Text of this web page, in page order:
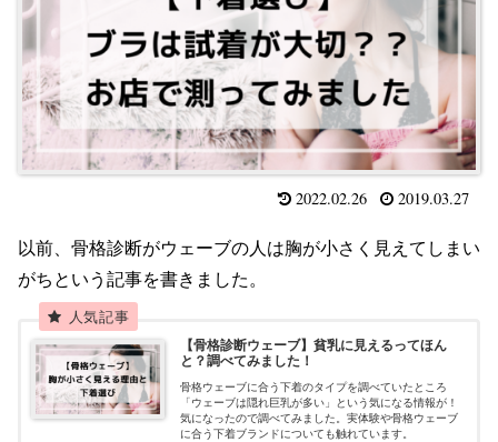
2022.02.26 2019.03.27
以前、骨格診断がウェーブの人は胸が小さく見えてしまい
がちという記事を書きました。
【骨格診断ウェーブ】貧乳に見えるってほん
と？調べてみました！
骨格ウェーブに合う下着のタイプを調べていたところ
「ウェーブは隠れ巨乳が多い」という気になる情報が！
気になったので調べてみました。実体験や骨格ウェーブ
に合う下着ブランドについても触れています。